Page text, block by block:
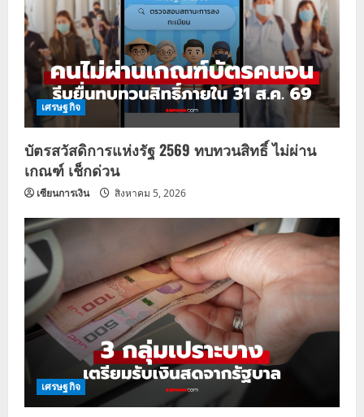
เศรษฐกิจ
บัตรสวัสดิการแห่งรัฐ 2569 ทบทวนสิทธิ์ ไม่ผ่าน
เกณฑ์ เช็กด่วน
เซียนการเงิน สิงหาคม 5, 2026
เศรษฐกิจ